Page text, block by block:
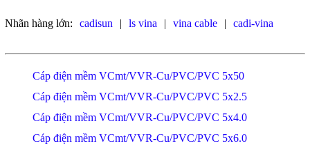
Nhãn hàng lớn: cadisun | ls vina | vina cable | cadi-vina
Cáp điện mềm VCmt/VVR-Cu/PVC/PVC 5x50
Cáp điện mềm VCmt/VVR-Cu/PVC/PVC 5x2.5
Cáp điện mềm VCmt/VVR-Cu/PVC/PVC 5x4.0
Cáp điện mềm VCmt/VVR-Cu/PVC/PVC 5x6.0